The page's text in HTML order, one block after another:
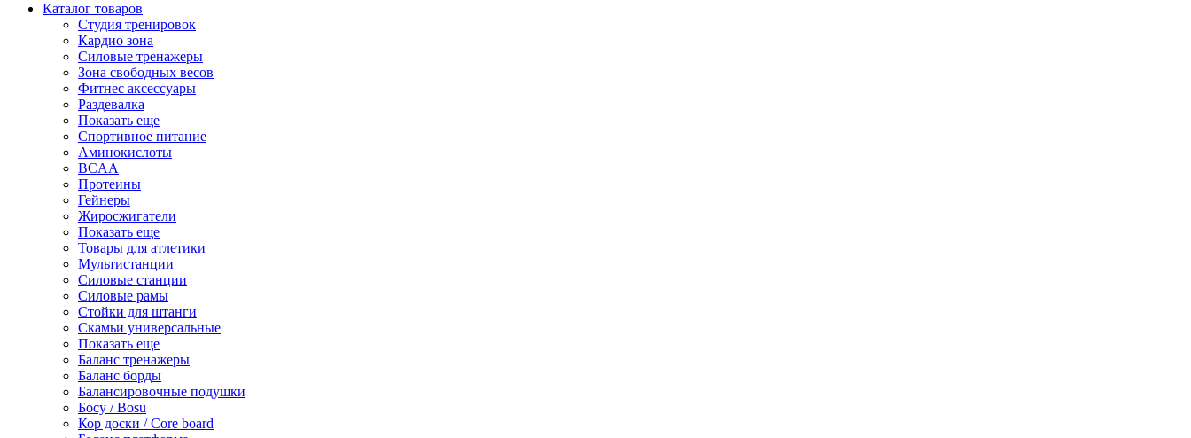
Каталог товаров
Студия тренировок
Кардио зона
Силовые тренажеры
Зона свободных весов
Фитнес аксессуары
Раздевалка
Показать еще
Спортивное питание
Аминокислоты
BCAA
Протеины
Гейнеры
Жиросжигатели
Показать еще
Товары для атлетики
Мультистанции
Силовые станции
Силовые рамы
Стойки для штанги
Скамьи универсальные
Показать еще
Баланс тренажеры
Баланс борды
Балансировочные подушки
Босу / Bosu
Кор доски / Core board